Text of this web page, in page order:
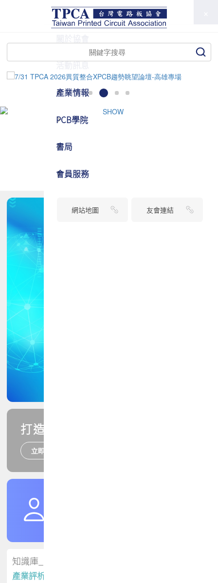
打造您的PCB專業技能
立即報名
知識庫_會員專屬
產業評析報告
TPCA
活動訊息
產業情報
PCB學院
書局
會員服務
網站地圖 友會連結